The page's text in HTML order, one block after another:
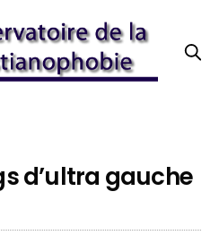
d’ultra gauche